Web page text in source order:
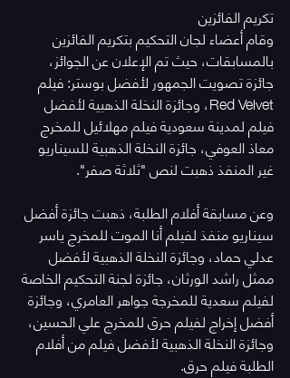
تكريم الفائزين
وقام أعضاء لجان التحكيم بتكريم الفائزين
بالمسابقات، حيث تم الإعلان عن الجوائز،
جائزة تصويت الجمهور لأفضل بوستر: فيلم
Red Velvet، وجائزة النخلة الذهبية لأفضل
فيلم لمدينة سعودية فيلم مهلائيل للمخرج
معاذ العوفي، جائزة النخلة الذهبية للسيناريو
غير المنفذ ذهبت لنص "ثلاثة صفر".
وعن مسابقة أفلام الطلبة، ذهبت جائزة أفضل
سيناريو منفذ لفيلم أنا الموت للمخرج ياسر
عدلي حماد، وجائزة النخلة الذهبية لأفضل
ممثل راشد الورثان، جائزة لجنة التحكيم الخاصة
لفيلم سعدية للمخرجة جواهر العامري، وجائزة
أفضل إخراج لفيلم حرق للمخرج علي الحسين،
وجائزة النخلة الذهبية لأفضل فيلم من أفلام
الطلبة فيلم حرق.